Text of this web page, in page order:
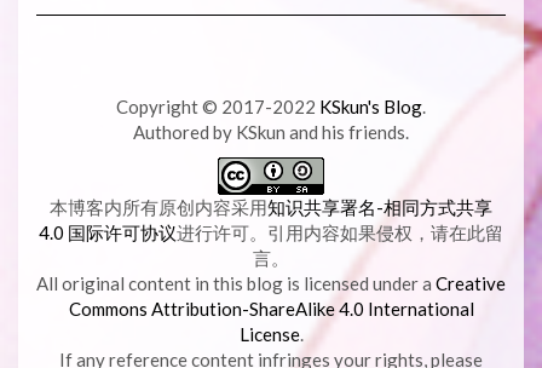
Copyright © 2017-2022 KSkun's Blog.
Authored by KSkun and his friends.
本博客内所有原创内容采用知识共享署名-相同方式共享
4.0 国际许可协议进行许可。引用内容如果侵权，请在此留
言。
All original content in this blog is licensed under a Creative
Commons Attribution-ShareAlike 4.0 International
License.
If any reference content infringes your rights, please